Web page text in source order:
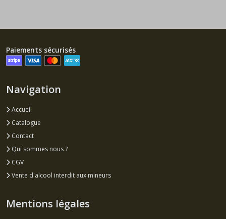
Paiements sécurisés
Navigation
Accueil
Catalogue
Contact
Qui sommes nous ?
CGV
Vente d'alcool interdit aux mineurs
Mentions légales